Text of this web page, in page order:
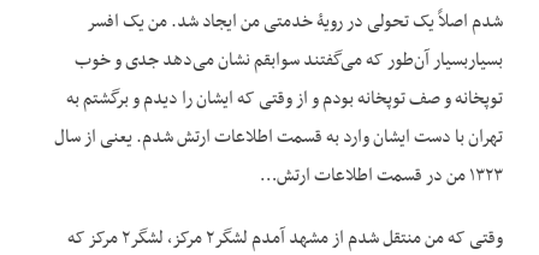
شدم اصلاً یک تحولی در رویۀ خدمتی من ایجاد شد. من یک افسر
بسیاربسیار آن‌طور که می‌گفتند سوابقم نشان می‌دهد جدی و خوب
توپخانه و صف توپخانه بودم و از وقتی که ایشان را دیدم و برگشتم به
تهران با دست ایشان وارد به قسمت اطلاعات ارتش شدم. یعنی از سال
۱۳۲۳ من در قسمت اطلاعات ارتش…
وقتی که من منتقل شدم از مشهد آمدم لشگر۲ مرکز، لشگر۲ مرکز که